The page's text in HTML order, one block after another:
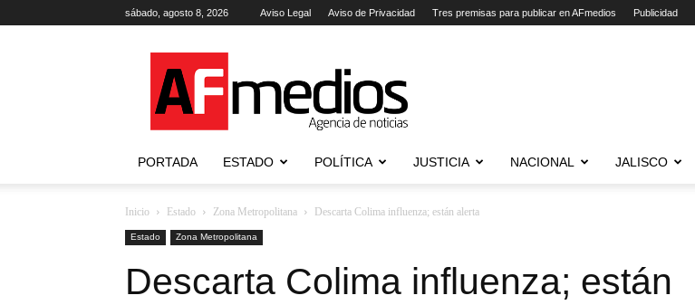
sábado, agosto 8, 2026 Aviso Legal Aviso de Privacidad Tres premisas para publicar en AFmedios Publicidad
Agencia
de
Noticias
PORTADA ESTADO POLÍTICA JUSTICIA NACIONAL JALISCO
Inicio Estado Zona Metropolitana Descarta Colima influenza; están alerta
Estado Zona Metropolitana
Descarta Colima influenza; están